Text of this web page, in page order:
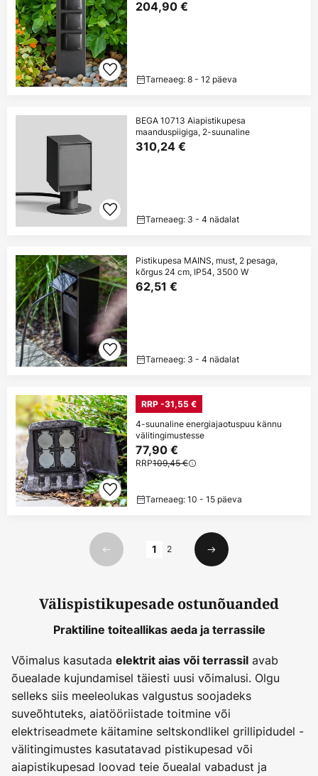
204,90 €
Tarneaeg: 8 - 12 päeva
BEGA 10713 Aiapistikupesa
maanduspiigiga, 2-suunaline
310,24 €
Tarneaeg: 3 - 4 nädalat
Pistikupesa MAINS, must, 2 pesaga,
kõrgus 24 cm, IP54, 3500 W
62,51 €
Tarneaeg: 3 - 4 nädalat
RRP -31,55 €
4-suunaline energiajaotuspuu kännu
välitingimustesse
77,90 €
RRP109,45 €
Tarneaeg: 10 - 15 päeva
Eelmine
1 2
Järgmine
Välispistikupesade ostunõuanded
Praktiline toiteallikas aeda ja terrassile
Võimalus kasutada elektrit aias või terrassil avab
õuealade kujundamisel täiesti uusi võimalusi. Olgu
selleks siis meeleolukas valgustus soojadeks
suveõhtuteks, aiatööriistade toitmine või
elektriseadmete käitamine seltskondlikel grillipidudel -
välitingimustes kasutatavad pistikupesad või
aiapistikupesad loovad teie õuealal vabadust ja